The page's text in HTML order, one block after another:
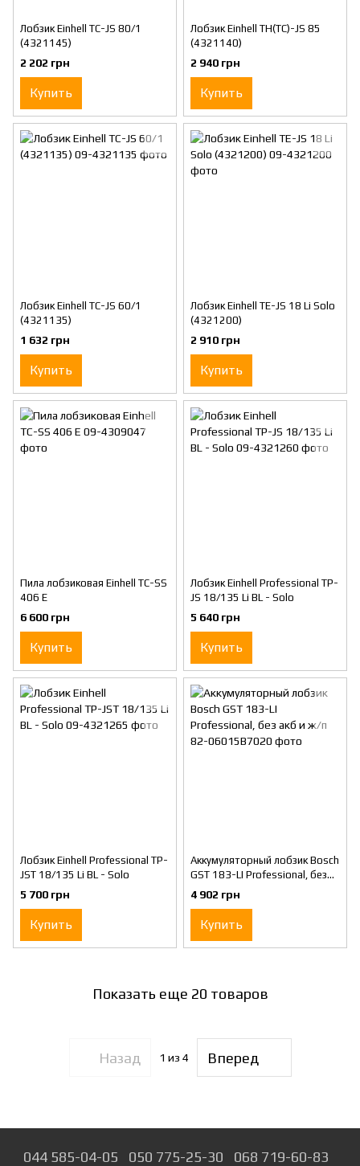
Лобзик Einhell TC-JS 80/1
(4321145)
2 202 грн
Купить
Лобзик Einhell TH(TC)-JS 85
(4321140)
2 940 грн
Купить
Лобзик Einhell TС-JS 60/1
(4321135)
1 632 грн
Купить
Лобзик Einhell TE-JS 18 Li Solo
(4321200)
2 910 грн
Купить
Пила лобзиковая Einhell TC-SS
406 E
6 600 грн
Купить
Лобзик Einhell Professional TP-
JS 18/135 Li BL - Solo
5 640 грн
Купить
Лобзик Einhell Professional TP-
JST 18/135 Li BL - Solo
5 700 грн
Купить
Аккумуляторный лобзик Bosch
GST 183-LI Professional, без
акб и ж/п
4 902 грн
Купить
Показать еще 20 товаров
Назад 1 из 4 Вперед
044 585-04-05 050 775-25-30 068 719-60-83